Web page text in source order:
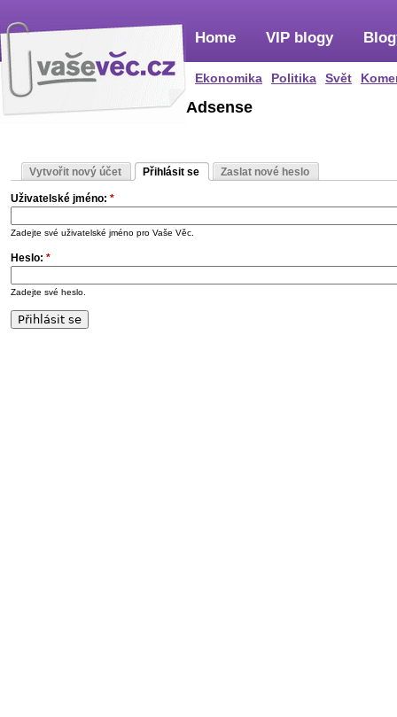
Home
Ekonomika Politika Svět
VIP blogy
Adsense
Vytvořit nový účet Přihlásit se Zaslat nové heslo
Uživatelské jméno: *
Zadejte své uživatelské jméno pro Vaše Věc.
Heslo: *
Zadejte své heslo.